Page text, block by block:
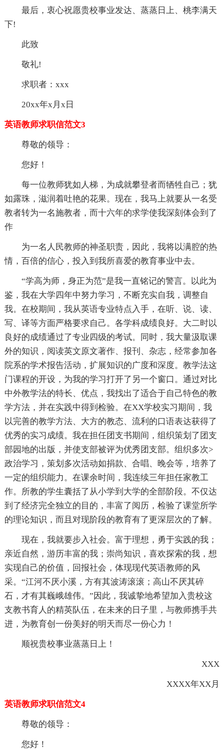
最后，衷心祝愿贵校事业发达、蒸蒸日上、桃李满天
下!
此致
敬礼!
求职者：xxx
20xx年x月x日
英语教师求职信范文3
尊敬的领导：
您好！
每一位教师犹如人梯，为成就攀登者而牺牲自己；犹
如露珠，滋润着吐艳的花果。现在，我马上就要从一名受
教者转为一名施教者，而十六年的求学使我深刻体会到了
作
为一名人民教师的神圣职责，因此，我将以满腔的热
情，百倍的信心，投入到我所喜爱的教育事业中去。
“学高为师，身正为范”是我一直铭记的警言。以此为
鉴，我在大学四年中努力学习，不断充实自我，调整自
我。在校期间，我从英语专业特点入手，在听、说、读、
写、译等方面严格要求自己。各学科成绩良好。大二时以
良好的成绩通过了专业四级的考试。同时，我大量汲取课
外的知识，阅读英文原文著作、报刊、杂志，经常参加各
院系的学术报告活动，扩展知识的广度和深度。教学法这
门课程的开设，为我的学习打开了另一个窗口。通过对比
中外教学法的特长、优点，我找出了适合于自己特色的教
学方法，并在实践中得到检验。在XX学校实习期间，我
以完善的教学方法、大方的教态、流利的口语表达获得了
优秀的实习成绩。我在担任团支书期间，组织策划了团支
部园地的出版，并使支部被评为优秀团支部。组织多次>
政治学习，策划多次活动如捐款、合唱、晚会等，培养了
一定的组织能力。在课余时间，我连续三年担任家教工
作。所教的学生囊括了从小学到大学的全部阶段。不仅达
到了经济完全独立的目的，丰富了阅历，检验了课堂所学
的理论知识，而且对现阶段的教育有了更深层次的了解。
现在，我就要步入社会。富于理想，勇于实践的我；
亲近自然，游历丰富的我；崇尚知识，喜欢探索的我，想
实现自己的价值，回报社会，体现现代英语教师的风
采。“江河不厌小溪，方有其波涛滚滚；高山不厌其碎
石，才有其巍峨雄伟。”因此，我诚挚地希望加入贵校这
支教书育人的精英队伍，在未来的日子里，与教师携手共
进，为教育创一份美好的明天而尽一份心力！
顺祝贵校事业蒸蒸日上！
XXX
XXXX年XX月
英语教师求职信范文4
尊敬的领导：
您好！